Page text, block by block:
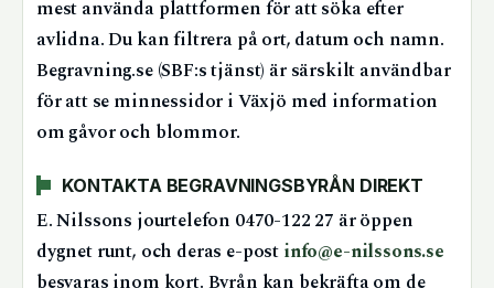
mest använda plattformen för att söka efter
avlidna. Du kan filtrera på ort, datum och namn.
Begravning.se (SBF:s tjänst) är särskilt användbar
för att se minnessidor i Växjö med information
om gåvor och blommor.
KONTAKTA BEGRAVNINGSBYRÅN DIREKT
E. Nilssons jourtelefon 0470-122 27 är öppen
dygnet runt, och deras e-post info@e-nilssons.se